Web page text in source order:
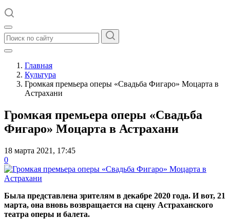
Главная
Культура
Громкая премьера оперы «Свадьба Фигаро» Моцарта в
Астрахани
Громкая премьера оперы «Свадьба
Фигаро» Моцарта в Астрахани
18 марта 2021, 17:45
0
Была представлена зрителям в декабре 2020 года. И вот, 21
марта, она вновь возвращается на сцену Астраханского
театра оперы и балета.